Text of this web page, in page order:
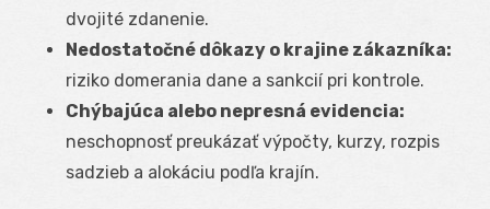
dvojité zdanenie.
Nedostatočné dôkazy o krajine zákazníka:
riziko domerania dane a sankcií pri kontrole.
Chýbajúca alebo nepresná evidencia:
neschopnosť preukázať výpočty, kurzy, rozpis
sadzieb a alokáciu podľa krajín.